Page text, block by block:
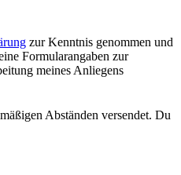
zur Kenntnis genommen und
Formularangaben zur
meines Anliegens
Abständen versendet. Du